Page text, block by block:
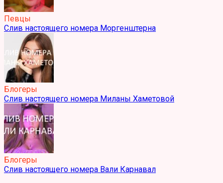
Певцы
Слив настоящего номера Моргенштерна
Блогеры
Слив настоящего номера Миланы Хаметовой
Блогеры
Слив настоящего номера Вали Карнавал